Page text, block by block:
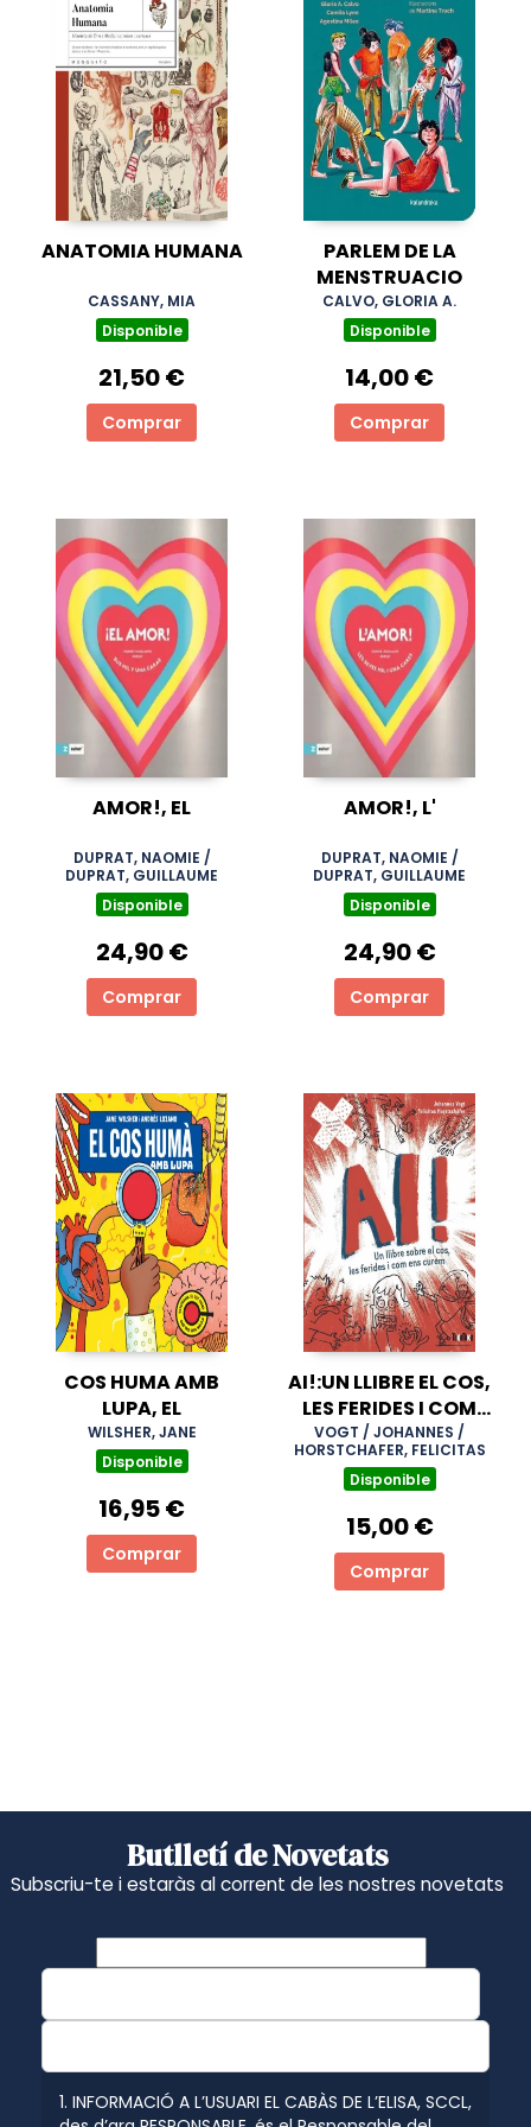
ANATOMIA HUMANA
CASSANY, MIA
Disponible
21,50 €
Comprar
PARLEM DE LA
MENSTRUACIO
CALVO, GLORIA A.
Disponible
14,00 €
Comprar
AMOR!, EL
DUPRAT, NAOMIE /
DUPRAT, GUILLAUME
Disponible
24,90 €
Comprar
AMOR!, L'
DUPRAT, NAOMIE /
DUPRAT, GUILLAUME
Disponible
24,90 €
Comprar
COS HUMA AMB
LUPA, EL
WILSHER, JANE
Disponible
16,95 €
Comprar
AI!:UN LLIBRE EL COS,
LES FERIDES I COM
UNS CUREM
VOGT / JOHANNES /
HORSTCHAFER, FELICITAS
Disponible
15,00 €
Comprar
Butlletí de Novetats
Subscriu-te i estaràs al corrent de les nostres novetats
1. INFORMACIÓ A L’USUARI EL CABÀS DE L’ELISA, SCCL,